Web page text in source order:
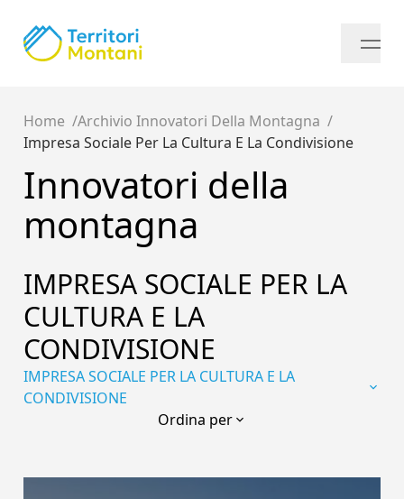
Home
Archivio Innovatori Della Montagna
Impresa Sociale Per La Cultura E La Condivisione
Innovatori della
montagna
IMPRESA SOCIALE PER LA
CULTURA E LA
CONDIVISIONE
IMPRESA SOCIALE PER LA CULTURA E LA
CONDIVISIONE
Ordina per